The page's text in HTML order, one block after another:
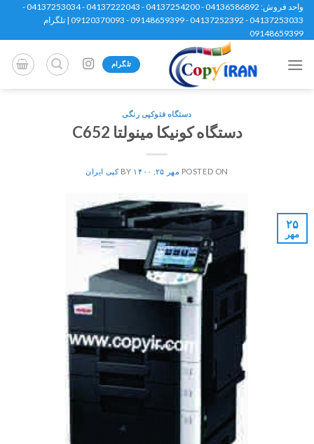
Skip
content
واحد فروش: 04136586892 - 04137254200 - 04137222043 - 04137253034 -
04137253033 - 04137252392 - 09148659399 - 09120370093 | تلگرام
09148659399
تلگرام
دستگاه فتوکپی رنگی
دستگاه کونیکا مینولتا C652
POSTED ON مهر ۲۵, ۱۴۰۰ کپی ایران
۲۵
مهر